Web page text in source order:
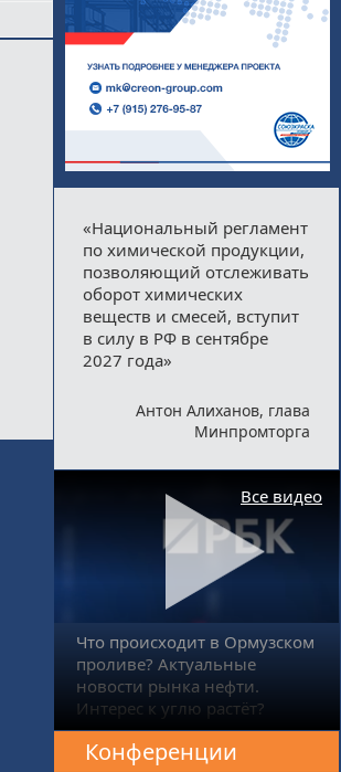
«Национальный регламент
по химической продукции,
позволяющий отслеживать
оборот химических
веществ и смесей, вступит
в силу в РФ в сентябре
2027 года»
Антон Алиханов, глава
Минпромторга
Что происходит в Ормузском
проливе? Актуальные
новости рынка нефти.
Интерес к углю растёт?
Все видео
Конференции